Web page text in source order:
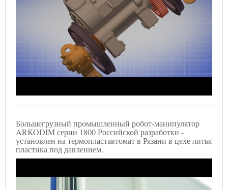
Большегрузный промышленный робот-манипулятор
ARKODIM серии 1800 Российской разработки -
установлен на термопластавтомат в Рязани в цехе литья
пластика под давлением.